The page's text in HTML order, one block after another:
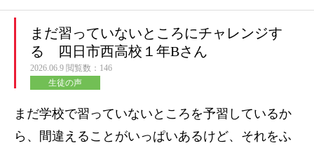
まだ習っていないところにチャレンジす
る 四日市西高校１年Bさん
2026.06.9 閲覧数：146
生徒の声
まだ学校で習っていないところを予習しているか
ら、間違えることがいっぱいあるけど、それをふ